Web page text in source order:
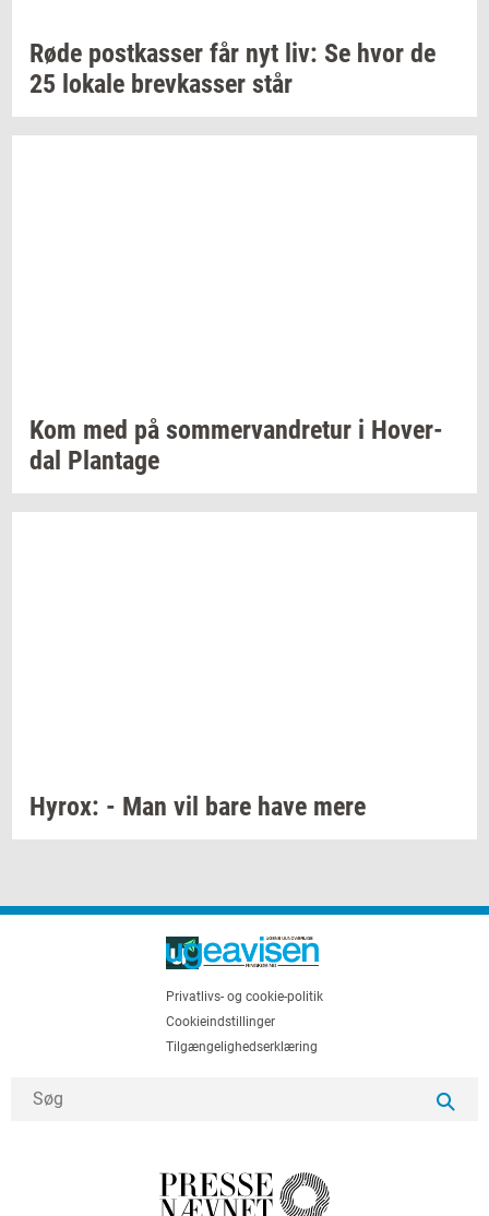
Røde po­st­kas­ser får nyt liv: Se hvor de
25 lo­ka­le brev­kas­ser står
Kom med på som­mer­van­dre­tur i Ho­ver­
dal Plan­ta­ge
Hyrox: - Man vil bare have mere
Privatlivs- og cookie-politik
Cookieindstillinger
Tilgængelighedserklæring